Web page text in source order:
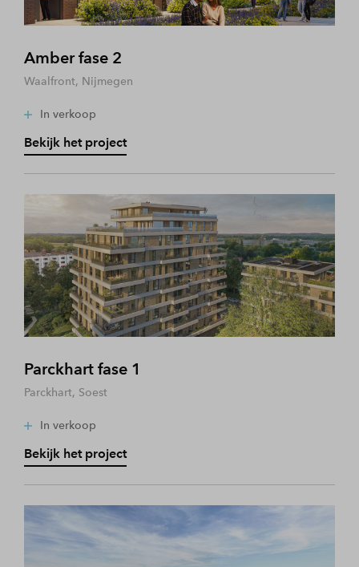
Amber fase 2
Waalfront, Nijmegen
In verkoop
Bekijk het project
Parckhart fase 1
Parckhart, Soest
In verkoop
Bekijk het project